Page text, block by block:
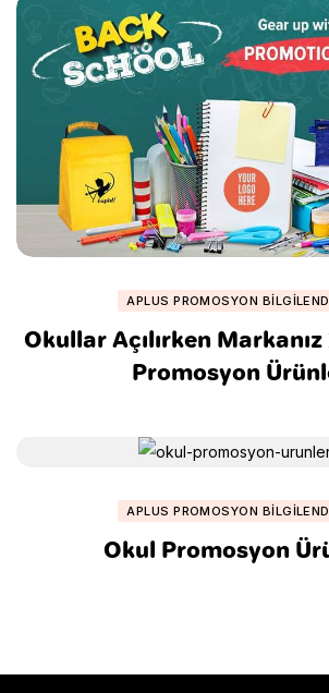
APLUS PROMOSYON
Okullar Açılırken
Promosyon
APLUS PROMOSYON
Okul Promosyon